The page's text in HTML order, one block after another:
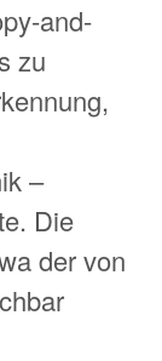
and-
zu
–
Die
der von